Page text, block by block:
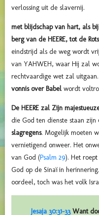
verlossing uit de slavernij.
met blijdschap van hart, als
berg van de HEERE, tot de
eindstrijd als de weg wordt
van YAHWEH, waar Hij zal
rechtvaardige wet zal
vonnis over Babel wordt
De HEERE zal Zijn
die God ten dienste staan zijn
slagregens. Mogelijk moeten
vernietigend onweer. Het
van God (Psalm 29). Het
God op de Sinaï in
oordeel, toch was het volk
Jesaja 30:31-33Want